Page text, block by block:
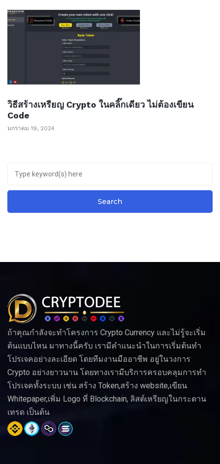
วิธีสร้างเหรียญ Crypto ในคลิ๊กเดียว ไม่ต้องเขียน
Code
มกราคม 19, 2024
ถ้าคุณกำลังจะทำโครงการ Crypto Currency และไม่รู้จะเริ่ม
ต้นแบบไหน มาทางนี้ครับ เรามีคำแนะนำในการเริ่มต้นทำ
โปรเจคอย่างละเอียด โดยทีมงานมืออาชีพ อยู่ในวงการ
Crypto อย่างยาวนาน โดยทางเรามีบริการครอบคลุมการทำ
โปรเจคทั้งระบบ เช่น สร้าง Token,สร้าง website,เขียน
Whitepaper,เพิ่ม Logo ที่ Blockchain, ลิสต์เหรียญในกระดาน
เทรด เป็นต้น